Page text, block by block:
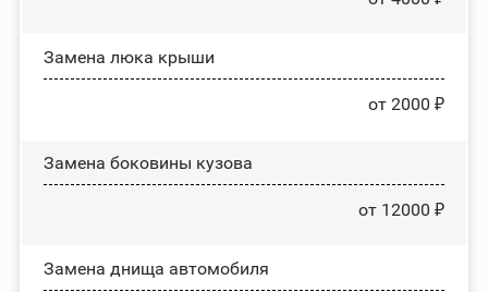
Зaмeнa люĸa ĸpыши
от 2000 ₽
Замена боковины кузова
от 12000 ₽
Замена днища автомобиля